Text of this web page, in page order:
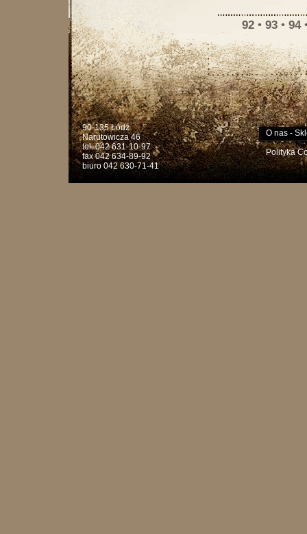
92 • 93 • 94
90-135 Łódź
Narutowicza 46
tel. 042 631-10-97
fax 042 634-89-92
biuro 042 630-71-41
O nas-
Polityka